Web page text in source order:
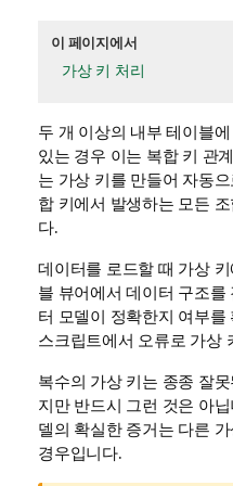
이 페이지에서
가상 키 처리
두 개 이상의 내부 테이블
있는 경우 이는 복합 키 관
는 가상 키를 만들어 자동
합 키에서 발생하는 모든
다.
데이터를 로드할 때 가상
블 뷰어에서 데이터 구조
터 모델이 정확한지 여부
스크립트에서 오류로 가상
복수의 가상 키는 종종 잘
지만 반드시 그런 것은 아
델의 확실한 증거는 다른
경우입니다.